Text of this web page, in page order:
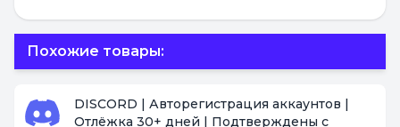
Похожие товары:
DISCORD | Авторегистрация аккаунтов |
Отлёжка 30+ дней | Подтверждены с